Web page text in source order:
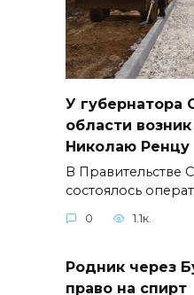
У губернатора
области
Николаю Ренцу
В Правительстве
состоялось
0 1.1к.
Родник через
право на спирт